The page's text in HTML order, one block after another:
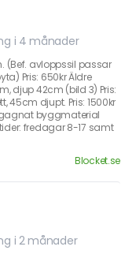
i 4 månader
(Bef. avloppssil passar
Pris: 650kr Äldre
djup 42cm (bild 3) Pris:
45cm djupt. Pris: 1500kr
byggmaterial
fredagar 8-17 samt
Blocket.se
i 2 månader